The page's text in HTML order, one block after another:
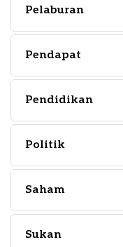
Pelaburan
Pendapat
Pendidikan
Politik
Saham
Sukan